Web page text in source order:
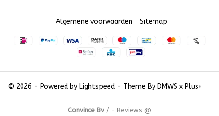
© 2026 - Powered by Lightspeed- Theme By DMWS x Plus+
Algemene voorwaarden Sitemap
Convince Bv/ - Reviews @